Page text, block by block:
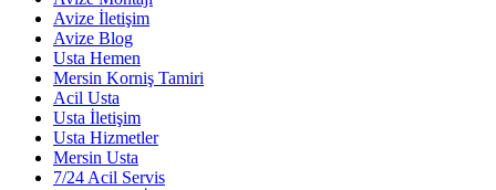
Avize İletişim
Avize Blog
Usta Hemen
Mersin Korniş Tamiri
Acil Usta
Usta İletişim
Usta Hizmetler
Mersin Usta
7/24 Acil Servis